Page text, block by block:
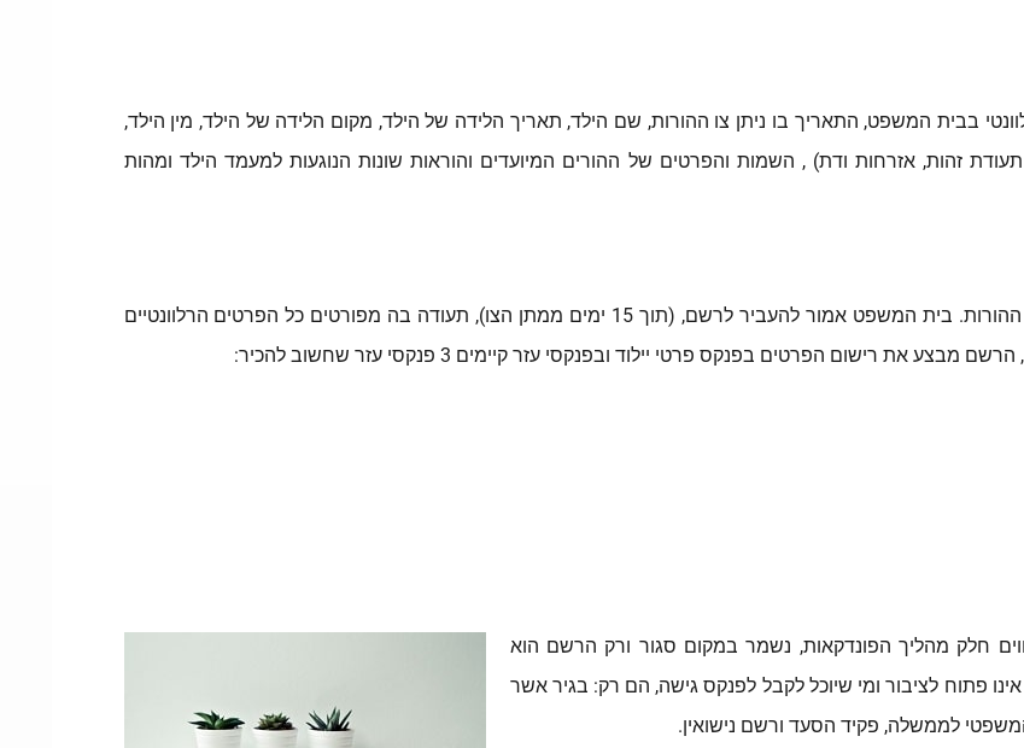
בבית המשפט, התאריך בו ניתן צו ההורות, שם הילד, תאריך הלידה של הילד, מקום הלידה של הילד, מין הילד,
זהות, אזרחות ודת) , השמות והפרטים של ההורים המיועדים והוראות שונות הנוגעות למעמד הילד ומהות
הליך הרישום מתחיל בבית המשפט אשר אחראי על מתן צו ההורות. בית המשפט אמור להעביר לרשם, (תוך 15 ימים ממתן הצו), תעודה בה מפורטים כל הפרטים הרלוונטיים
רישום הפרטים בפנקס פרטי יילוד ובפנקסי עזר קיימים 3 פנקסי עזר שחשוב להכיר:
חלק מהליך הפונדקאות, נשמר במקום סגור ורק הרשם הוא
פתוח לציבור ומי שיוכל לקבל לפנקס גישה, הם רק: בגיר אשר